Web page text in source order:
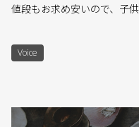
値段もお求め安いので、子
Voice